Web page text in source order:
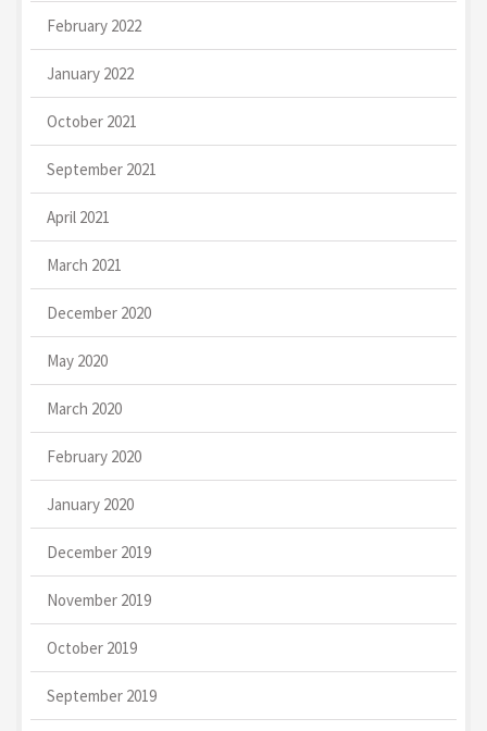
February 2022
January 2022
October 2021
September 2021
April 2021
March 2021
December 2020
May 2020
March 2020
February 2020
January 2020
December 2019
November 2019
October 2019
September 2019